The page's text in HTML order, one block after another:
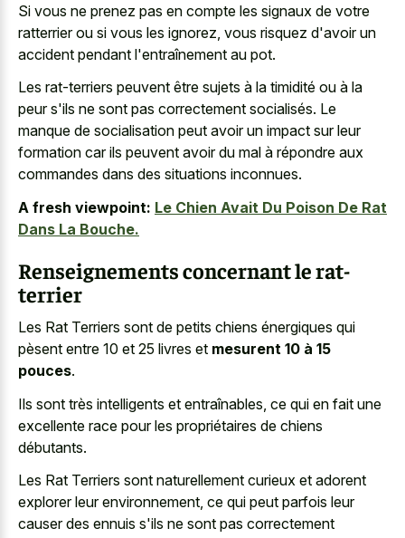
Si vous ne prenez pas en compte les signaux de votre
ratterrier ou si vous les ignorez, vous risquez d'avoir un
accident pendant l'entraînement au pot.
Les rat-terriers peuvent être sujets à la timidité ou à la
peur s'ils ne sont pas correctement socialisés. Le
manque de socialisation peut avoir un impact sur leur
formation car ils peuvent avoir du mal à répondre aux
commandes dans des situations inconnues.
A fresh viewpoint: Le Chien Avait Du Poison De Rat
Dans La Bouche.
Renseignements concernant le rat-
terrier
Les Rat Terriers sont de petits chiens énergiques qui
pèsent entre 10 et 25 livres et mesurent 10 à 15
pouces.
Ils sont très intelligents et entraînables, ce qui en fait une
excellente race pour les propriétaires de chiens
débutants.
Les Rat Terriers sont naturellement curieux et adorent
explorerleur environnement, ce qui peut parfois leur
causer des ennuis s'ils ne sont pas correctement